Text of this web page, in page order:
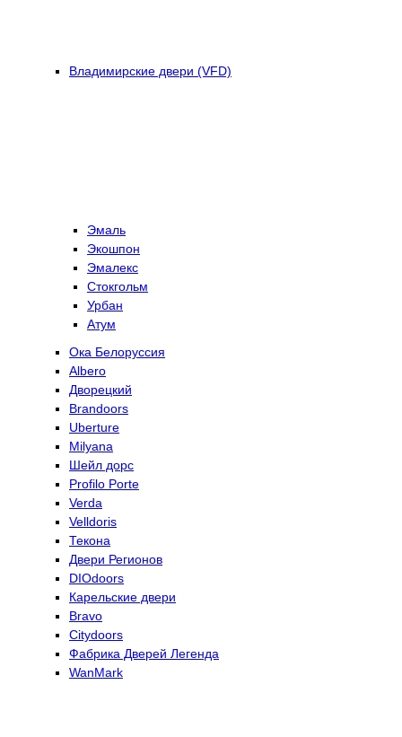
Владимирские двери (VFD)
Эмаль
Экошпон
Эмалекс
Стокгольм
Урбан
Атум
Ока Белоруссия
Albero
Дворецкий
Brandoors
Uberture
Milyana
Шейл дорс
Profilo Porte
Verda
Velldoris
Текона
Двери Регионов
DIOdoors
Карельские двери
Bravo
Citydoors
Фабрика Дверей Легенда
WanMark